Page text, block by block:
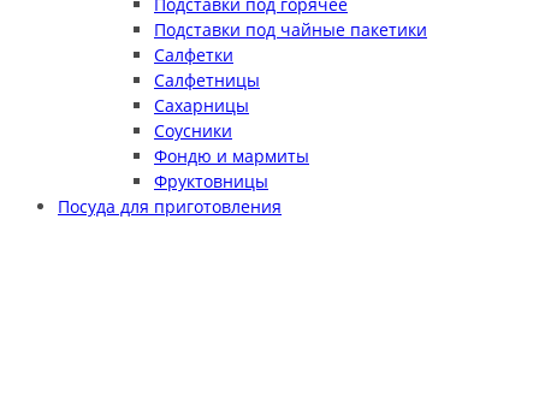
Подставки под чайные пакетики
Салфетки
Салфетницы
Сахарницы
Соусники
Фондю и мармиты
Фруктовницы
Посуда для приготовления